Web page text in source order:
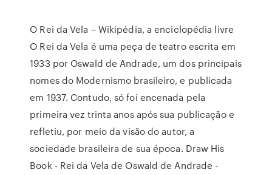
O Rei da Vela – Wikipédia, a enciclopédia livre
O Rei da Vela é uma peça de teatro escrita em
1933 por Oswald de Andrade, um dos principais
nomes do Modernismo brasileiro, e publicada
em 1937. Contudo, só foi encenada pela
primeira vez trinta anos após sua publicação e
refletiu, por meio da visão do autor, a
sociedade brasileira de sua época. Draw His
Book - Rei da Vela de Oswald de Andrade -